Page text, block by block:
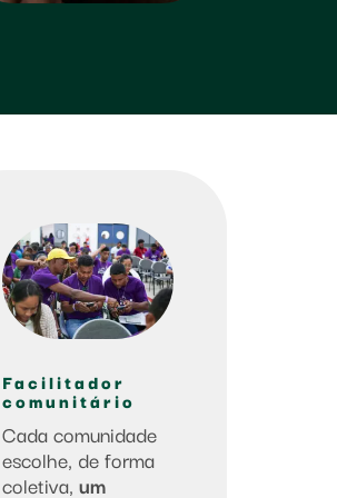
Facilitador
comunitário
Cada comunidade
escolhe, de forma
coletiva, um